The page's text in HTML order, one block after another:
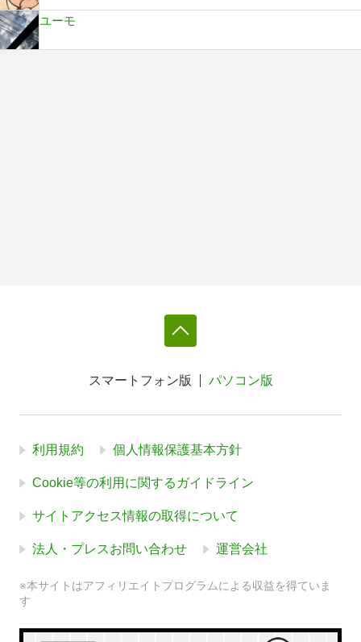
ユーモ
スマートフォン版 パソコン版
利用規約 個人情報保護基本方針
Cookie等の利用に関するガイドライン
サイトアクセス情報の取得について
法人・プレスお問い合わせ 運営会社
※本サイトはアフィリエイトプログラムによる収益を得ていま
す